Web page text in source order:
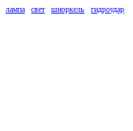
лампа свет шноркель
гидроудар